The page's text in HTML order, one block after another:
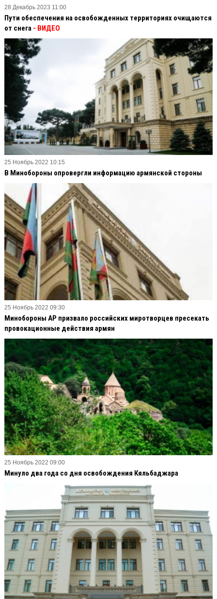
28 Декабрь 2023 11:00
Пути обеспечения на освобожденных территориях очищаются
от снега - ВИДЕО
25 Ноябрь 2022 10:15
В Минобороны опровергли информацию армянской стороны
25 Ноябрь 2022 09:30
Минобороны АР призвало российских миротворцев пресекать
провокационные действия армян
25 Ноябрь 2022 09:00
Минуло два года со дня освобождения Кяльбаджара